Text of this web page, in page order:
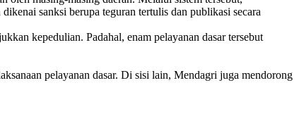
sanksi berupa teguran tertulis dan publikasi secara
kepedulian. Padahal, enam pelayanan dasar tersebut
pelayanan dasar. Di sisi lain, Mendagri juga mendorong